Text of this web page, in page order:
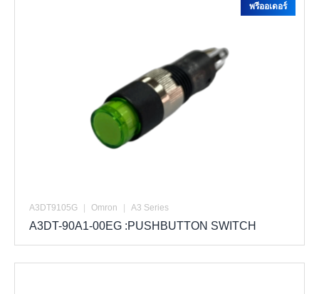
A3DT9105G | Omron | A3 Series
A3DT-90A1-00EG :PUSHBUTTON SWITCH
พรีออเดอร์